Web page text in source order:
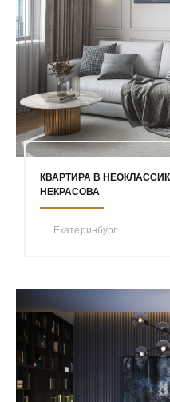
КВАРТИРА В
НЕКРАСОВА
Екатеринбург